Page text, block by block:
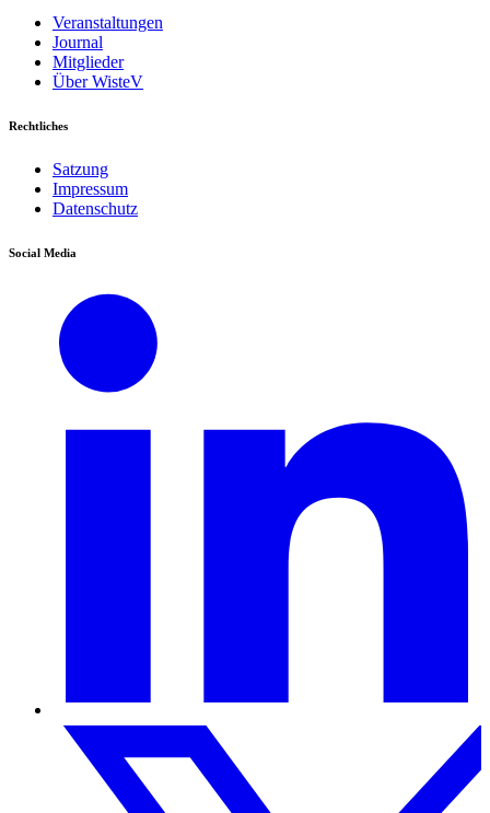
Veranstaltungen
Journal
Mitglieder
Über WisteV
Rechtliches
Satzung
Impressum
Datenschutz
Social Media